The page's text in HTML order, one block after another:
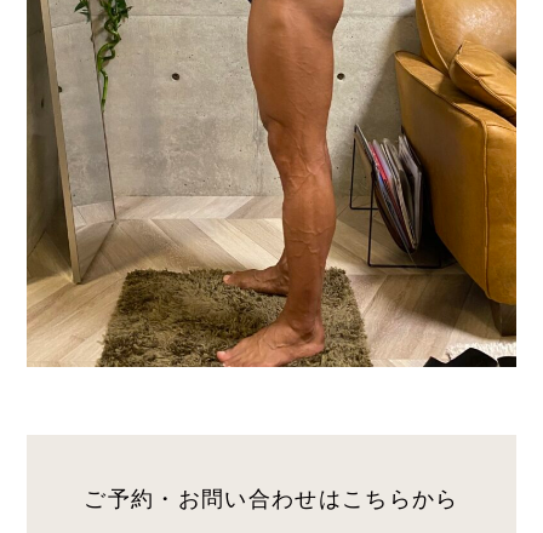
ご予約・お問い合わせはこちらから